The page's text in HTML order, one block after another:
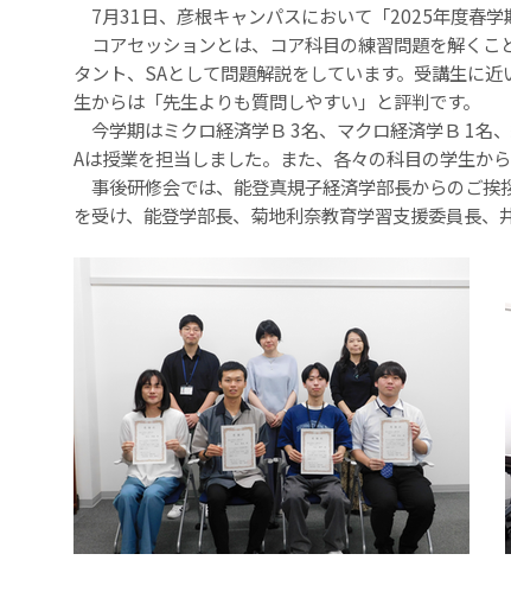
7月31日、彦根キャンパスにおいて「2025年度春学
コアセッションとは、コア科目の練習問題を解くこ
タント、 SAとして問題解説をしています。受講生に
生からは「先生よりも質問しやすい」と評判です。
今学期はミクロ経済学Ｂ 3名、マクロ経済学Ｂ 1名
Aは授業を担当しました。また、各々の科目の学生か
事後研修会では、能登真規子経済学部長からのご挨
を受け、能登学部長、菊地利奈教育学習支援委員長